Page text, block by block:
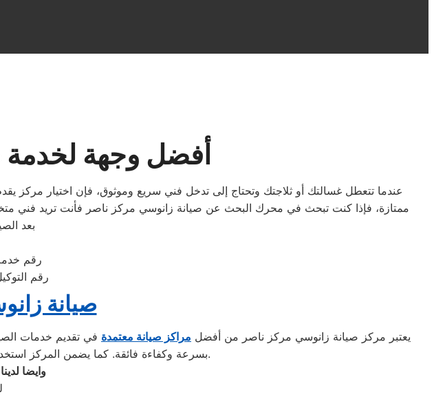
أفضل وجهة لخدمة
عندما تتعطل غسالتك أو ثلاجتك وتحتاج إلى تدخل فني سريع وموثوق، فإن اختيار مركز
ممتازة، فإذا كنت تبحث في محرك البحث عن صيانة زانوسي مركز ناصر فأنت تريد
بعد
رقم
رقم
صيانة
يعتبر مركز صيانة زانوسي مركز ناصر من أفضل مراكز صيانة معتمدة في تقديم خدمات
بسرعة وكفاءة فائقة. كما يضمن المركز استخدام قطع غيار أصلية للحفاظ على جودة الأداء وطول عمر الجهاز.
وايضا لدينا